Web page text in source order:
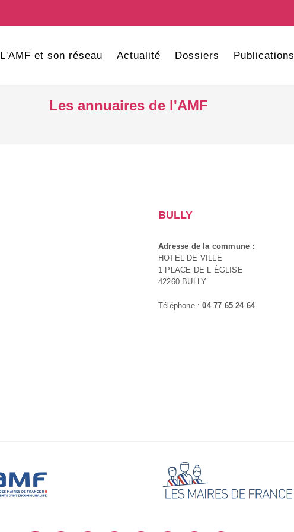
L'AMF et son réseau Actualité Dossiers Publications
Les annuaires de l'AMF
BULLY
Adresse de la commune :
HOTEL DE VILLE
1 PLACE DE L ÉGLISE
42260 BULLY
Téléphone :04 77 65 24 64